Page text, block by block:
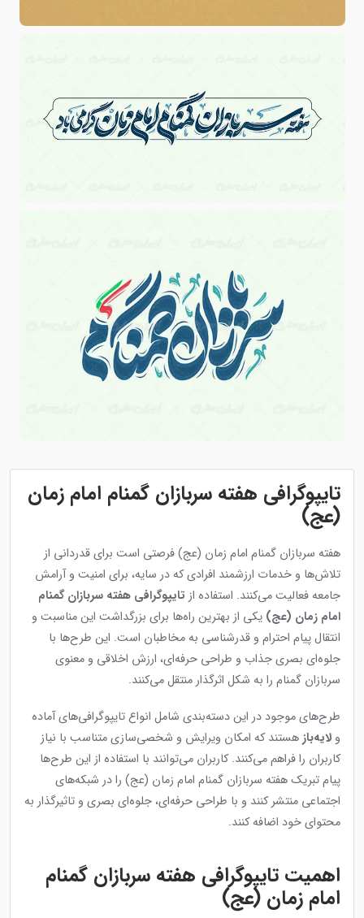
تایپوگرافی هفته سربازان گمنام امام زمان
(عج)
هفته سربازان گمنام امام زمان (عج) فرصتی است برای قدردانی از
تلاش‌ها و خدمات ارزشمند افرادی که در سایه، برای امنیت و آرامش
جامعه فعالیت می‌کنند. استفاده از تایپوگرافی هفته سربازان گمنام
امام زمان (عج) یکی از بهترین راه‌ها برای بزرگداشت این مناسبت و
انتقال پیام احترام و قدرشناسی به مخاطبان است. این طرح‌ها با
جلوه‌ای بصری جذاب و طراحی حرفه‌ای، ارزش اخلاقی و معنوی
سربازان گمنام را به شکل اثرگذار منتقل می‌کنند.
طرح‌های موجود در این دسته‌بندی شامل انواع تایپوگرافی‌های آماده
و لایه‌بازهستند که امکان ویرایش و شخصی‌سازی متناسب با نیاز
کاربران را فراهم می‌کنند. کاربران می‌توانند با استفاده از این طرح‌ها
پیام تبریک هفته سربازان گمنام امام زمان (عج) را در شبکه‌های
اجتماعی منتشر کنند و با طراحی حرفه‌ای، جلوه‌ای بصری و تاثیرگذار به
محتوای خود اضافه کنند.
اهمیت تایپوگرافی هفته سربازان گمنام
امام زمان (عج)